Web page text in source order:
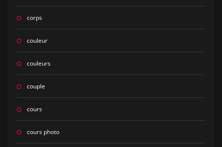
corps
couleur
couleurs
couple
cours
cours photo